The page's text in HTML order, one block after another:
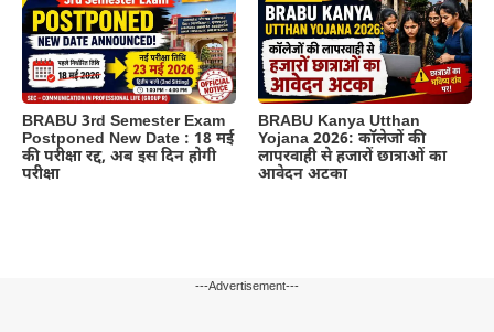
BRABU 3rd Semester Exam
Postponed New Date : 18 मई
की परीक्षा रद्द, अब इस दिन होगी
परीक्षा
BRABU Kanya Utthan
Yojana 2026: कॉलेजों की
लापरवाही से हजारों छात्राओं का
आवेदन अटका
---Advertisement---